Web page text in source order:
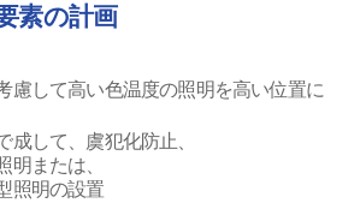
素の計画
慮して高い色温度の照明を高い位置に
成して、虞犯化防止、
または、
照明の設置